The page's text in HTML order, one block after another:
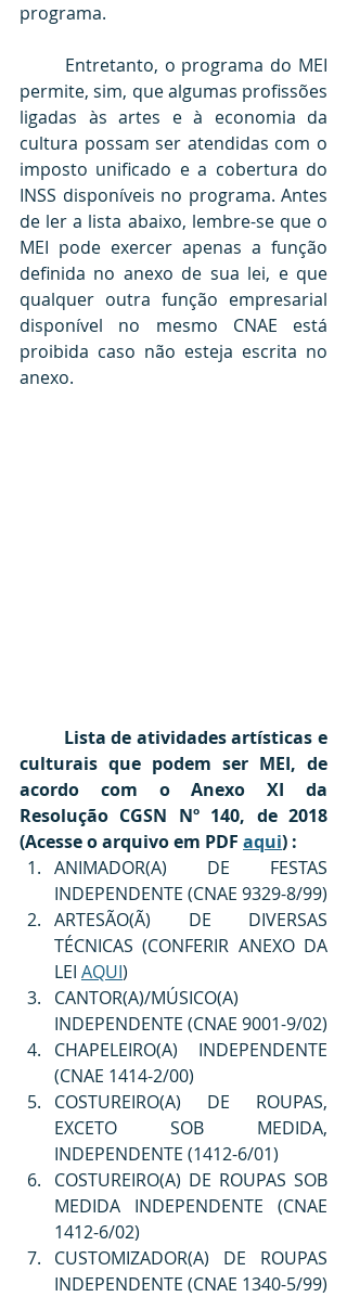
programa.
permite, sim, que algumas profissões
ligadas às artes e à economia da
cultura possam ser atendidas com o
imposto unificado e a cobertura do
INSS disponíveis no programa. Antes
de ler a lista abaixo, lembre-se que o
MEI pode exercer apenas a função
definida no anexo de sua lei, e que
qualquer outra função empresarial
disponível no mesmo CNAE está
proibida caso não esteja escrita no
anexo.
Lista de atividades artísticas e
culturais que podem ser MEI, de
acordo com o Anexo XI da
Resolução CGSN Nº 140, de 2018
(Acesse o arquivo em PDF aqui) :
ANIMADOR(A) DE FESTAS
INDEPENDENTE (CNAE 9329-8/99)
ARTESÃO(Ã) DE DIVERSAS
TÉCNICAS (CONFERIR ANEXO DA
LEI AQUI)
CANTOR(A)/MÚSICO(A)
INDEPENDENTE (CNAE 9001-9/02)
CHAPELEIRO(A) INDEPENDENTE
(CNAE 1414-2/00)
COSTUREIRO(A) DE ROUPAS,
EXCETO SOB MEDIDA,
INDEPENDENTE (1412-6/01)
COSTUREIRO(A) DE ROUPAS SOB
MEDIDA INDEPENDENTE (CNAE
1412-6/02)
CUSTOMIZADOR(A) DE ROUPAS
INDEPENDENTE (CNAE 1340-5/99)